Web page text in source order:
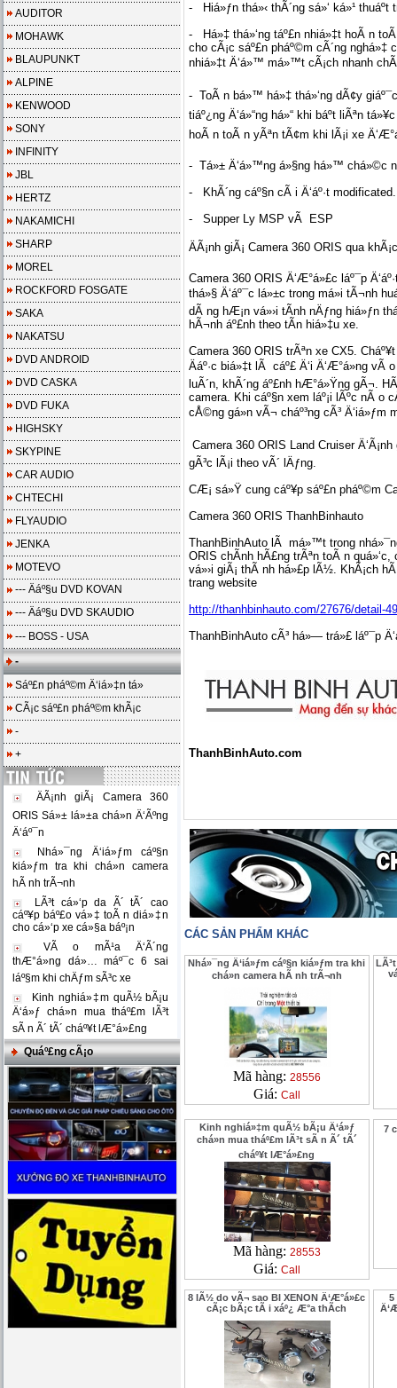
AUDITOR
MOHAWK
BLAUPUNKT
ALPINE
KENWOOD
SONY
INFINITY
JBL
HERTZ
NAKAMICHI
SHARP
MOREL
ROCKFORD FOSGATE
SAKA
NAKATSU
DVD ANDROID
DVD CASKA
DVD FUKA
HIGHSKY
SKYPINE
CAR AUDIO
CHTECHI
FLYAUDIO
JENKA
MOTEVO
--- Äáº§u DVD KOVAN
--- Äáº§u DVD SKAUDIO
--- BOSS - USA
-
Sáº£n pháº©m Ä‘iá»‡n tá»­
CÃ¡c sáº£n pháº©m khÃ¡c
-
+
ÄÃ¡nh giÃ¡ Camera 360
ORIS Sá»± lá»±a chá»n Ä‘Ãºng
Ä‘áº¯n
Nhá»¯ng Ä‘iá»ƒm cáº§n
kiá»ƒm tra khi chá»n camera
hÃ nh trÃ¬nh
LÃ³t cá»‘p da Ã´ tÃ´ cao
cáº¥p báº£o vá»‡ toÃ n diá»‡n
cho cá»‘p xe cá»§a báº¡n
VÃ o mÃ¹a Ä‘Ã´ng
thÆ°á»ng dá»… máº¯c 6 sai
láº§m khi chÄƒm sÃ³c xe
Kinh nghiá»‡m quÃ½ bÃ¡u
Ä‘á»ƒ chá»n mua tháº£m lÃ³t
sÃ n Ã´ tÃ´ cháº¥t lÆ°á»£ng
Quáº£ng cÃ¡o
- Hiá»ƒn thá»‹ thÃ´ng sá»‘ ká»¹ thuáº­t
- Há»‡ thá»‘ng táº£n nhiá»‡t hoÃ n
cho cÃ¡c sáº£n pháº©m cÃ´ng
nhiá»‡t Ä‘á»™ má»™t cÃ¡ch nhanh
- ToÃ n bá»™ há»‡ thá»‘ng dÃ¢y
tiáº¿ng Ä‘á»“ng há»“ khi báº­t liÃªn
hoÃ n toÃ n yÃªn tÃ¢m khi lÃ¡i xe
- Tá»± Ä‘á»™ng á»§ng há»™ chá»©c
- KhÃ´ng cáº§n cÃ i Ä‘áº·t
- Supper Ly MSP vÃ ESP
ÄÃ¡nh giÃ¡ Camera 360 ORIS qua
Camera 360 ORIS Ä‘Æ°á»£c láº¯p
thá»§ Ä‘áº¯c lá»±c trong má»i tÃ¬nh
dÃ ng hÆ¡n vá»›i tÃ­nh nÄƒng hiá»ƒn
hÃ¬nh áº£nh theo tÃ­n hiá»‡u xe.
Camera 360 ORIS trÃªn xe CX5.
Äáº·c biá»‡t lÃ cáº£ Ä‘i Ä‘Æ°á»ng vÃ
luÃ´n, khÃ´ng áº£nh hÆ°á»Ÿng gÃ¬.
camera. Khi cáº§n xem láº¡i lÃºc nÃ o
cÅ©ng gá»n vÃ¬ cháº³ng cÃ³ Ä‘iá»ƒm
Camera 360 ORIS Land Cruiser Ä‘Ã¡nh
gÃ³c lÃ¡i theo vÃ´ lÄƒng.
CÆ¡ sá»Ÿ cung cáº¥p sáº£n pháº©m
Camera 360 ORIS ThanhBinhauto
ThanhBinhAuto lÃ má»™t trong
ORIS chÃ­nh hÃ£ng trÃªn toÃ n quá»‘c,
vá»›i giÃ¡ thÃ nh há»£p lÃ½. KhÃ¡ch hÃ
trang website
http://thanhbinhauto.com/27676/detail-
ThanhBinhAuto cÃ³ há»— trá»£ láº¯p
ThanhBinhAuto.com
CÁC SẢN PHẨM KHÁC
Nhá»¯ng Ä‘iá»ƒm cáº§n kiá»ƒm tra khi
chá»n camera hÃ nh trÃ¬nh
Mã hàng: 28556
Giá: Call
Kinh nghiá»‡m quÃ½ bÃ¡u Ä‘á»ƒ
chá»n mua tháº£m lÃ³t sÃ n Ã´ tÃ´
cháº¥t lÆ°á»£ng
Mã hàng: 28553
Giá: Call
7
8 lÃ½ do vÃ¬ sao BI XENON Ä‘Æ°á»£c
cÃ¡c bÃ¡c tÃ i xáº¿ Æ°a thÃ­ch
5